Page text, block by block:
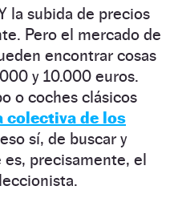
la subida de precios
Pero el mercado de
encontrar cosas
y 10.000 euros.
o coches clásicos
colectiva de los
sí, de buscar y
precisamente, el